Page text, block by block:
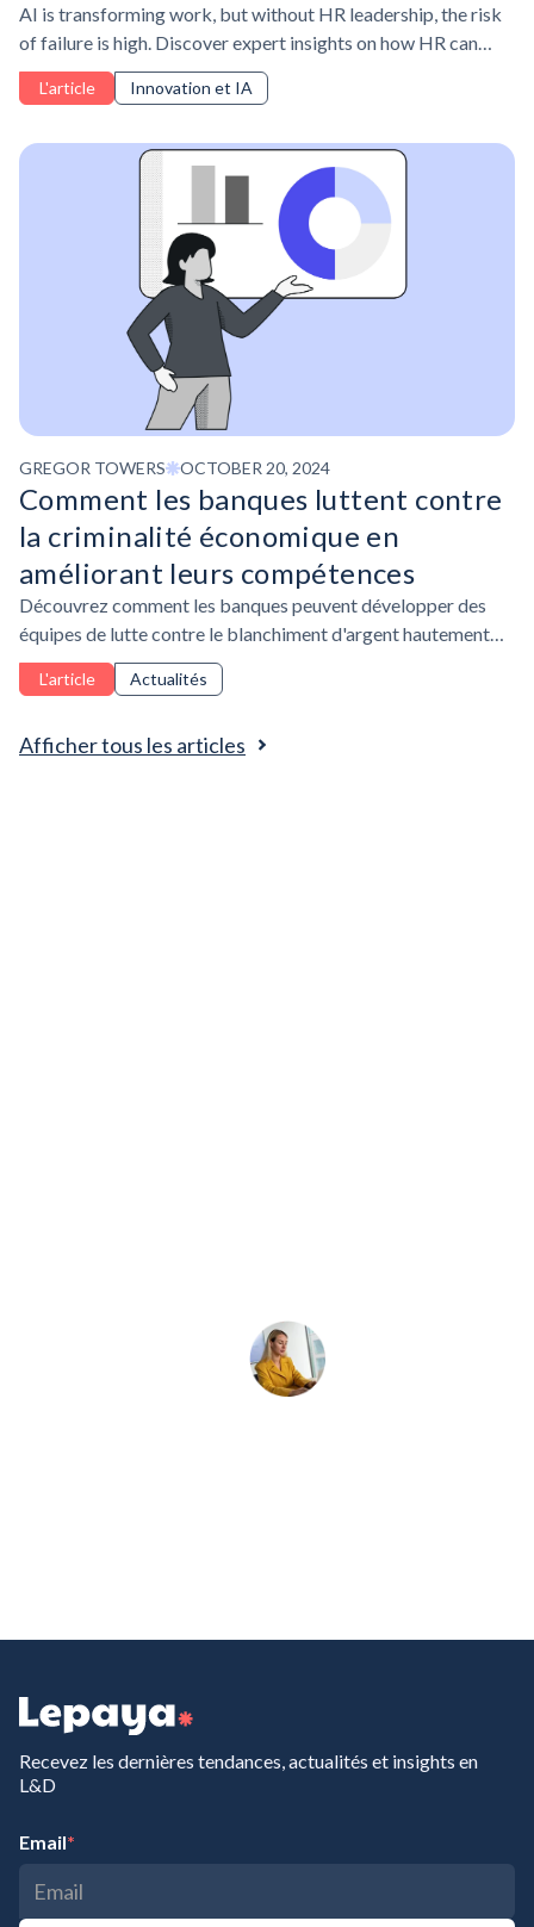
Afficher tous les articles
AI is transforming work, but without HR leadership, the risk
of failure is high. Discover expert insights on how HR can
drive people-first AI adoption and build a future-ready
workforce.
L'article Innovation et IA
GREGOR TOWERS OCTOBER 20, 2024
Comment les banques luttent contre
la criminalité économique en
améliorant leurs compétences
Découvrez comment les banques peuvent développer des
équipes de lutte contre le blanchiment d'argent hautement
qualifiées pour détecter et prévenir la criminalité financière.
L'article Actualités
Recevez les dernières tendances, actualités et insights en
L&D
Email*